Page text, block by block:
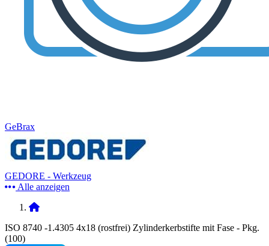
GeBrax
GEDORE - Werkzeug
Alle anzeigen
ISO 8740 -1.4305 4x18 (rostfrei) Zylinderkerbstifte mit Fase - Pkg.
(100)